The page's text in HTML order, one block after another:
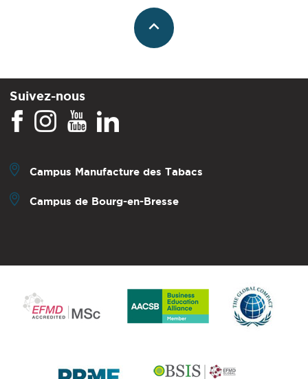
Suivez-nous
Campus Manufacture des Tabacs
Campus de Bourg-en-Bresse